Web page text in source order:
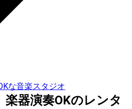
な音楽スタジオ
楽器演奏OKのレンタ